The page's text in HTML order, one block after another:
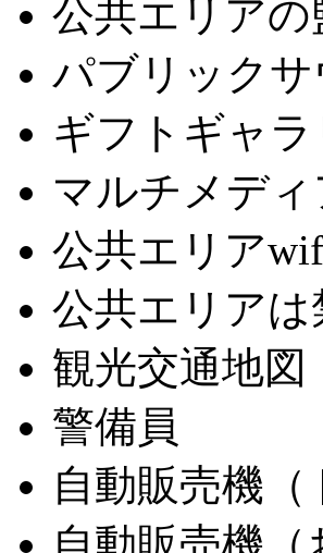
公共エリア
パブリック
ギフトギャラ
マルチメデ
公共エリア
公共エリアは
観光交通地図
警備員
自動販売機
自動販売機（